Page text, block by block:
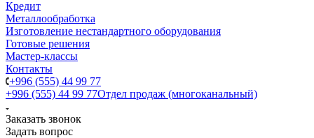
Кредит
Металлообработка
Изготовление нестандартного оборудования
Готовые решения
Мастер-классы
Контакты
+996 (555) 44 99 77
+996 (555) 44 99 77Отдел продаж (многоканальный)
Заказать звонок
Задать вопрос